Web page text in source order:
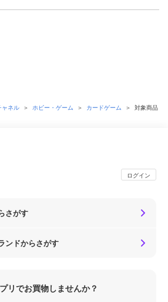
ャネル ＞ ホビー・ゲーム ＞ カードゲーム ＞ 対象商品
ログイン
さがす
ンドからさがす
リでお買物しませんか？